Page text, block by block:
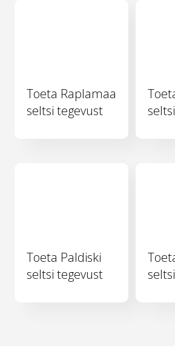
Toeta Raplamaa
seltsi tegevust
Toeta Paldiski
seltsi tegevust